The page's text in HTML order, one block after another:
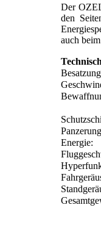
Der
den
auch